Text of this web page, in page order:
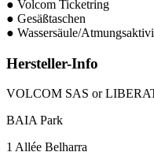
● Volcom Ticketring
● Gesäßtaschen
● Wassersäule/
Hersteller-Info
VOLCOM SAS or
BAIA Park
1 Allée Belharra